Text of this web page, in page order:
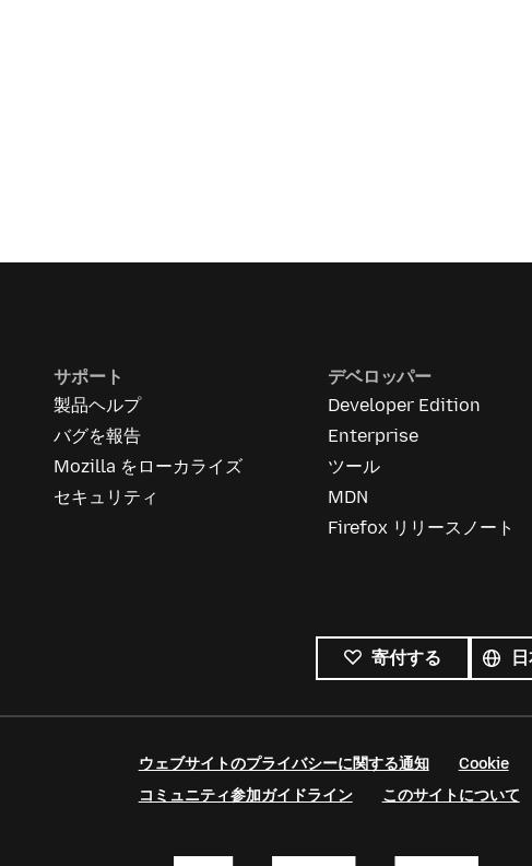
サポート
製品ヘルプ
バグを報告
Mozilla をローカライズ
セキュリティ
デベロッパー
Developer Edition
Enterprise
ツール
MDN
Firefox リリースノート
寄付する
べ
て
の
言
語
ウェブサイトのプライバシーに関する通知 Cookie
コミュニティ参加ガイドライン
このサイトについて